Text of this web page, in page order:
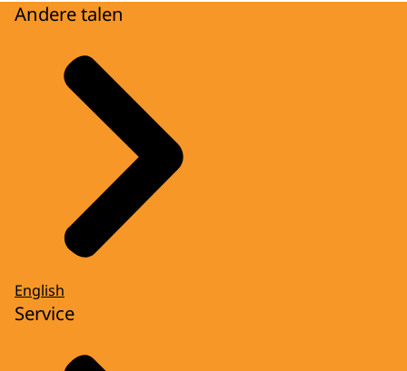
Andere talen
English
Service